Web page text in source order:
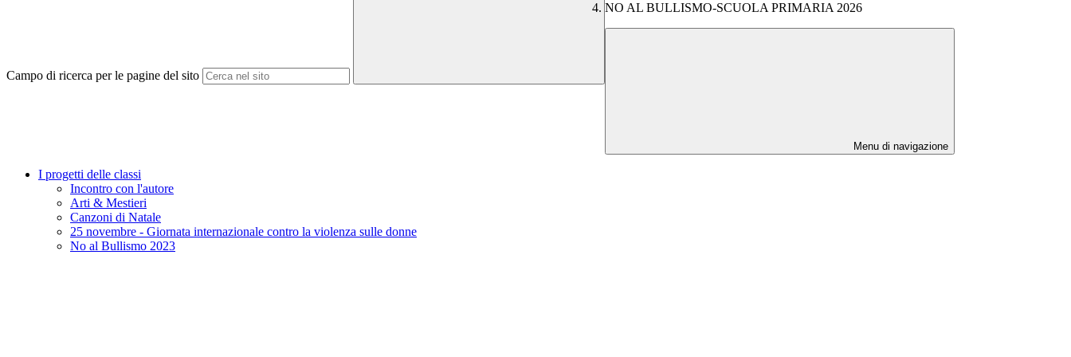
Campo di ricerca per le pagine del sito
NO AL BULLISMO-SCUOLA PRIMARIA 2026
Menu di navigazione
I progetti delle classi
Incontro con l'autore
Arti & Mestieri
Canzoni di Natale
25 novembre - Giornata internazionale contro la violenza sulle donne
No al Bullismo 2023